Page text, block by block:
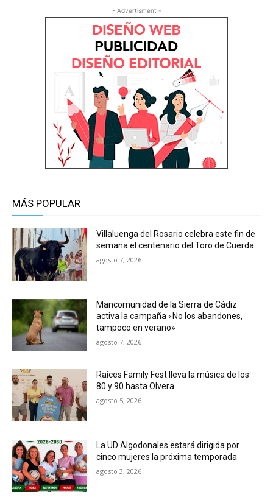
- Advertisment -
MÁS POPULAR
Villaluenga del Rosario celebra este fin de
semana el centenario del Toro de Cuerda
agosto 7, 2026
Mancomunidad de la Sierra de Cádiz
activa la campaña «No los abandones,
tampoco en verano»
agosto 7, 2026
Raíces Family Fest lleva la música de los
80 y 90 hasta Olvera
agosto 5, 2026
La UD Algodonales estará dirigida por
cinco mujeres la próxima temporada
agosto 3, 2026